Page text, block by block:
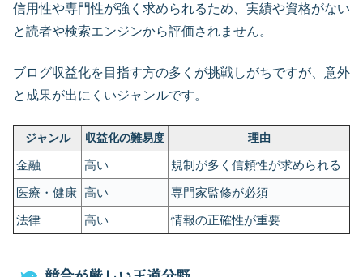
信用性や専門性が強く求められるため、実績や資格がない
と読者や検索エンジンから評価されません。
ブログ収益化を目指す方の多くが挑戦しがちですが、意外
と成果が出にくいジャンルです。
ジャンル 収益化の難易度 理由
金融 高い
規制が多く信頼性が求められる
医療・健康 高い
専門家監修が必須
法律
高い 情報の正確性が重要